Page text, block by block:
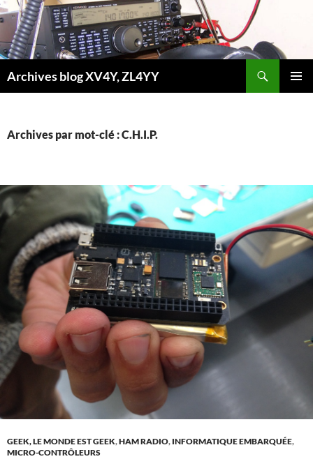
Aller
au
contenu
Archives blog XV4Y, ZL4YY
Archives par mot-clé : C.H.I.P.
GEEK, LE MONDE EST GEEK,HAM RADIO, INFORMATIQUE EMBARQUÉE,
MICRO-CONTRÔLEURS